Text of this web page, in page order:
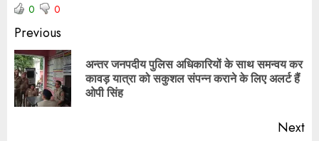
0 0
Previous
अन्तर जनपदीय पुलिस अधिकारियों के साथ समन्वय कर
कावड़ यात्रा को सकुशल संपन्न कराने के लिए अलर्ट हैं
ओपी सिंह
Next